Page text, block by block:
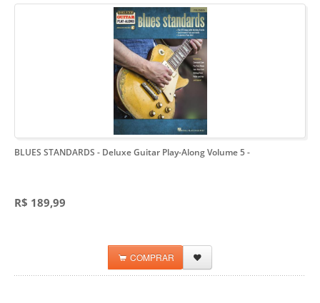
BLUES STANDARDS - Deluxe Guitar Play-Along Volume 5-
R$ 189,99
COMPRAR